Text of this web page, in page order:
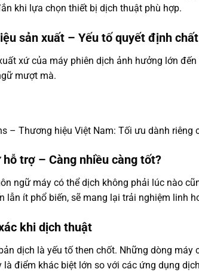
khi lựa chọn thiết bị dịch thuật phù hợp.
sản xuất – Yếu tố quyết định
xứ của máy phiên dịch ảnh hưởng lớn
mượt mà.
– Thương hiệu Việt Nam: Tối ưu dành riêng
hỗ trợ – Càng nhiều càng tốt?
ngữ máy có thể dịch không phải lúc nào
lẫn ít phổ biến, sẽ mang lại trải nghiệm linh
khi dịch thuật
dịch là yếu tố then chốt. Những dòng
là điểm khác biệt lớn so với các ứng dụng